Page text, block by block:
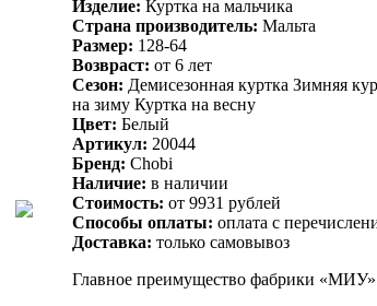
Изделие: Куртка на мальчика
Страна производитель: Мальта
Размер: 128-64
Возвраст: от 6 лет
Сезон: Демисезонная куртка Зимняя
на зиму Куртка на весну
Цвет: Белый
Артикул: 20044
Бренд: Chobi
Наличие: в наличии
Стоимость: от 9931 рублей
Способы оплаты: оплата с
Доставка: только самовывоз
Главное преимущество фабрики